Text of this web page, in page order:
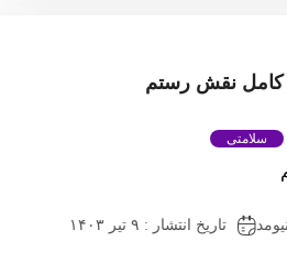
نقش رستم
سلامتی
تاریخ انتشار : ۹ تیر ۱۴۰۳